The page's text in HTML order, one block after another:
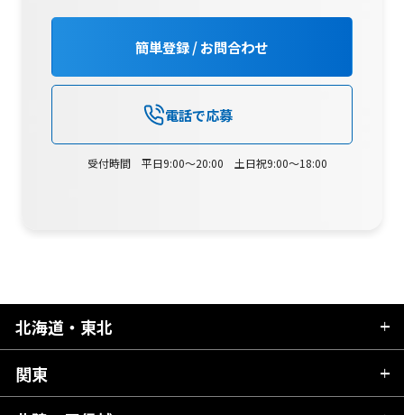
簡単登録 / お問合わせ
電話で応募
受付時間 平日9:00～20:00 土日祝9:00～18:00
北海道・東北
北海道
関東